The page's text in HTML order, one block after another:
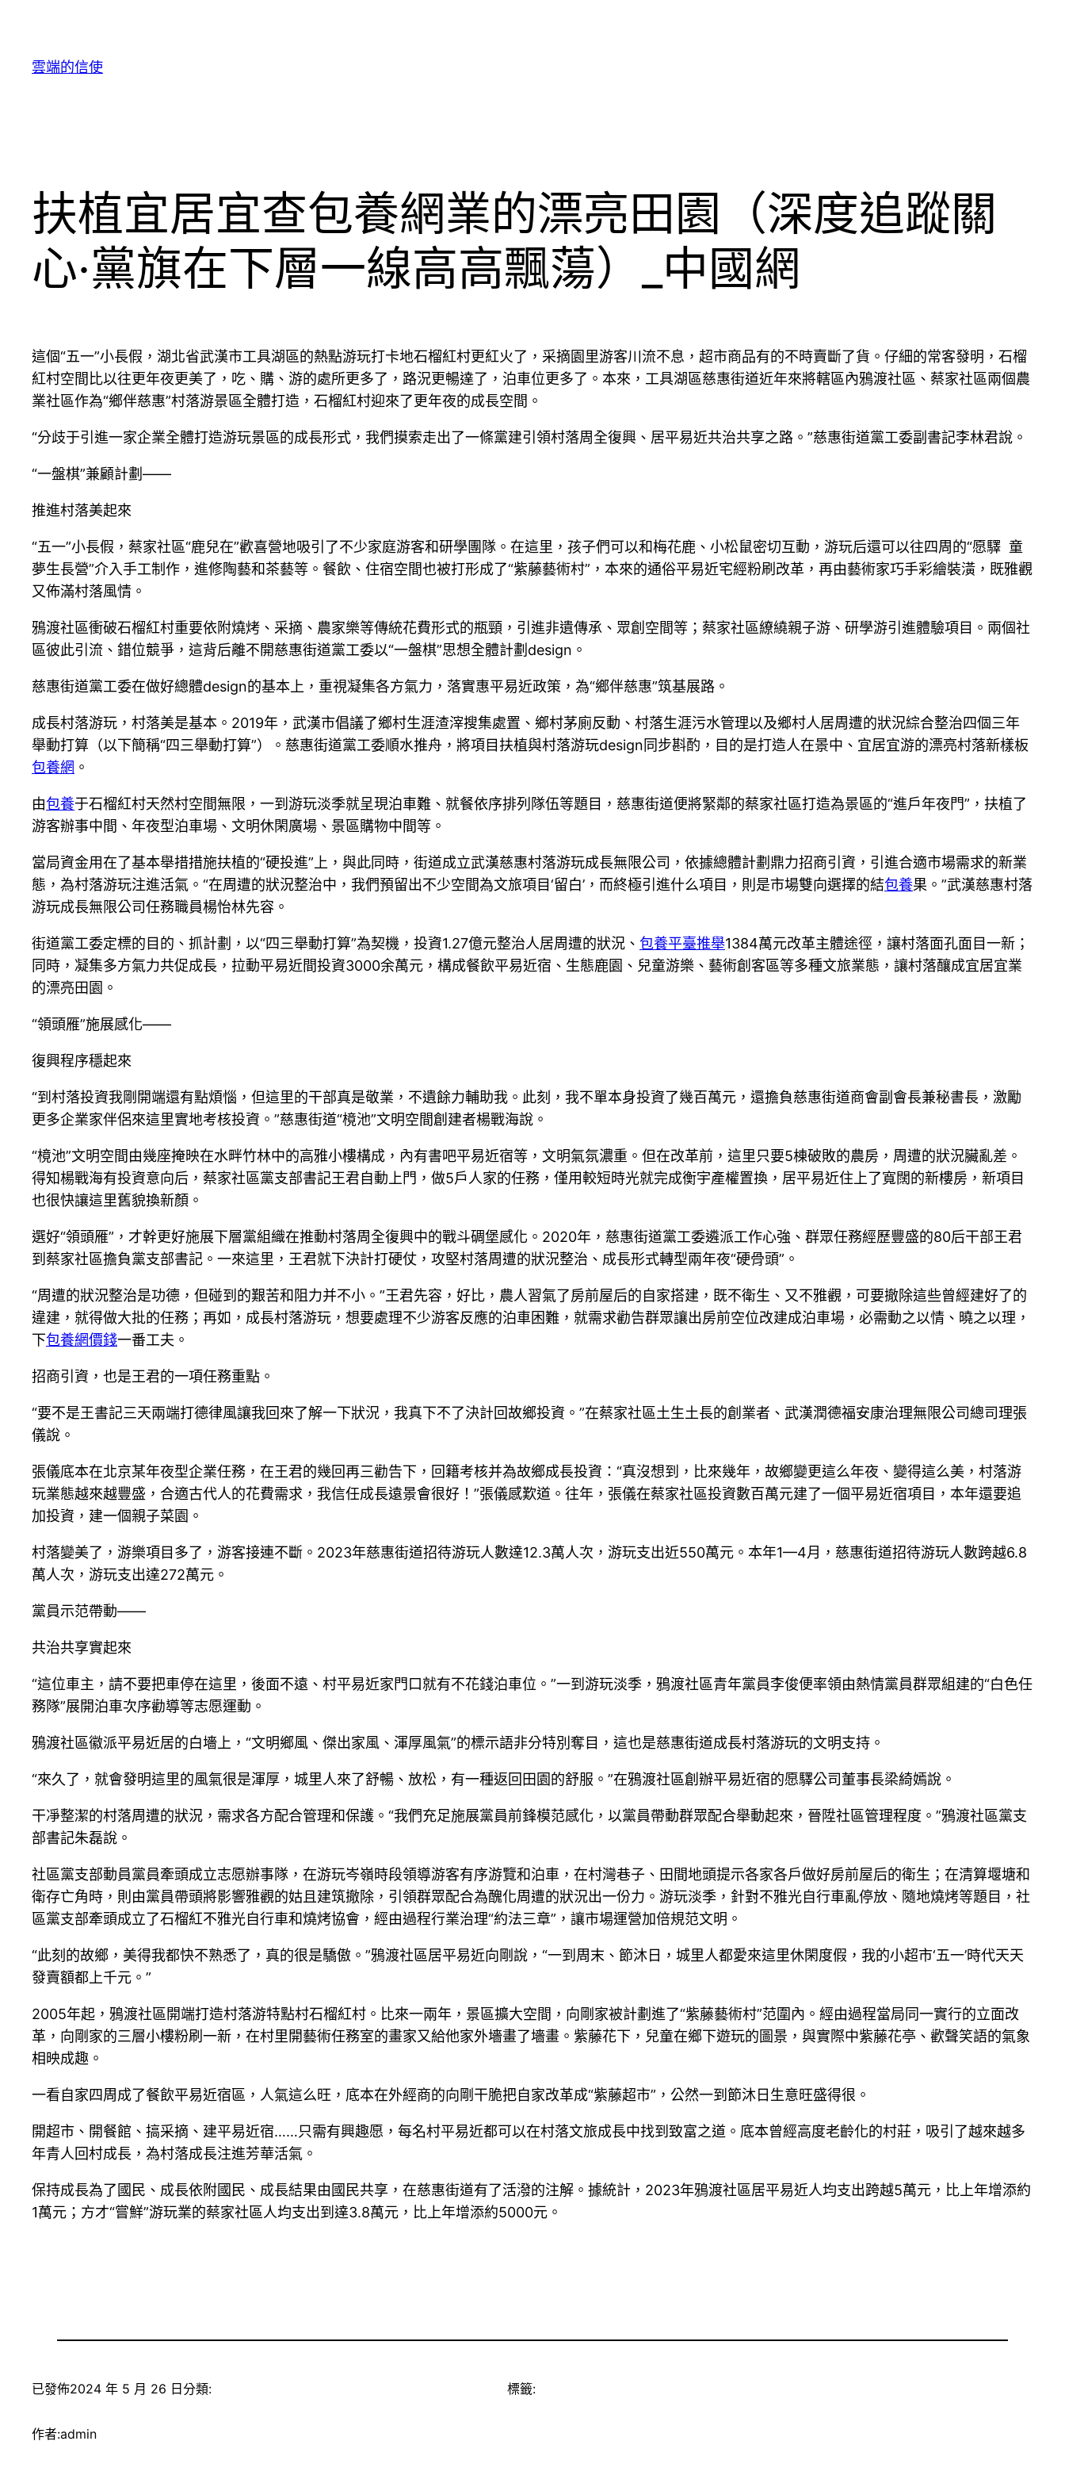
雲端的信使
扶植宜居宜查包養網業的漂亮田園（深度追蹤關
心·黨旗在下層一線高高飄蕩）_中國網
這個“五一”小長假，湖北省武漢市工具湖區的熱點游玩打卡地石榴紅村更紅火了，采摘園里游客川流不息，超市商品有的不時賣斷了貨。仔細的常客發明，石榴
紅村空間比以往更年夜更美了，吃、購、游的處所更多了，路況更暢達了，泊車位更多了。本來，工具湖區慈惠街道近年來將轄區內鴉渡社區、蔡家社區兩個農
業社區作為“鄉伴慈惠”村落游景區全體打造，石榴紅村迎來了更年夜的成長空間。
“分歧于引進一家企業全體打造游玩景區的成長形式，我們摸索走出了一條黨建引領村落周全復興、居平易近共治共享之路。”慈惠街道黨工委副書記李林君說。
“一盤棋”兼顧計劃——
推進村落美起來
“五一”小長假，蔡家社區“鹿兒在”歡喜營地吸引了不少家庭游客和研學團隊。在這里，孩子們可以和梅花鹿、小松鼠密切互動，游玩后還可以往四周的“愿驛 童
夢生長營”介入手工制作，進修陶藝和茶藝等。餐飲、住宿空間也被打形成了“紫藤藝術村”，本來的通俗平易近宅經粉刷改革，再由藝術家巧手彩繪裝潢，既雅觀
又佈滿村落風情。
鴉渡社區衝破石榴紅村重要依附燒烤、采摘、農家樂等傳統花費形式的瓶頸，引進非遺傳承、眾創空間等；蔡家社區繚繞親子游、研學游引進體驗項目。兩個社
區彼此引流、錯位競爭，這背后離不開慈惠街道黨工委以“一盤棋”思想全體計劃design。
慈惠街道黨工委在做好總體design的基本上，重視凝集各方氣力，落實惠平易近政策，為“鄉伴慈惠”筑基展路。
成長村落游玩，村落美是基本。2019年，武漢市倡議了鄉村生涯渣滓搜集處置、鄉村茅廁反動、村落生涯污水管理以及鄉村人居周遭的狀況綜合整治四個三年
舉動打算（以下簡稱“四三舉動打算”）。慈惠街道黨工委順水推舟，將項目扶植與村落游玩design同步斟酌，目的是打造人在景中、宜居宜游的漂亮村落新樣板
包養網 。
由包養于石榴紅村天然村空間無限，一到游玩淡季就呈現泊車難、就餐依序排列隊伍等題目，慈惠街道便將緊鄰的蔡家社區打造為景區的“進戶年夜門”，扶植了
游客辦事中間、年夜型泊車場、文明休閑廣場、景區購物中間等。
當局資金用在了基本舉措措施扶植的“硬投進”上，與此同時，街道成立武漢慈惠村落游玩成長無限公司，依據總體計劃鼎力招商引資，引進合適市場需求的新業
態，為村落游玩注進活氣。“在周遭的狀況整治中，我們預留出不少空間為文旅項目‘留白’，而終極引進什么項目，則是市場雙向選擇的結包養果。”武漢慈惠村落
游玩成長無限公司任務職員楊怡林先容。
街道黨工委定標的目的、抓計劃，以“四三舉動打算”為契機，投資1.27億元整治人居周遭的狀況、 包養平臺推舉1384萬元改革主體途徑，讓村落面孔面目一新；
同時，凝集多方氣力共促成長，拉動平易近間投資3000余萬元，構成餐飲平易近宿、生態鹿園、兒童游樂、藝術創客區等多種文旅業態，讓村落釀成宜居宜業
的漂亮田園。
“領頭雁”施展感化——
復興程序穩起來
“到村落投資我剛開端還有點煩惱，但這里的干部真是敬業，不遺餘力輔助我。此刻，我不單本身投資了幾百萬元，還擔負慈惠街道商會副會長兼秘書長，激勵
更多企業家伴侶來這里實地考核投資。”慈惠街道“樈池”文明空間創建者楊戰海說。
“樈池”文明空間由幾座掩映在水畔竹林中的高雅小樓構成，內有書吧平易近宿等，文明氣氛濃重。但在改革前，這里只要5棟破敗的農房，周遭的狀況臟亂差。
得知楊戰海有投資意向后，蔡家社區黨支部書記王君自動上門，做5戶人家的任務，僅用較短時光就完成衡宇產權置換，居平易近住上了寬闊的新樓房，新項目
也很快讓這里舊貌換新顏。
選好“領頭雁”，才幹更好施展下層黨組織在推動村落周全復興中的戰斗碉堡感化。2020年，慈惠街道黨工委遴派工作心強、群眾任務經歷豐盛的80后干部王君
到蔡家社區擔負黨支部書記。一來這里，王君就下決計打硬仗，攻堅村落周遭的狀況整治、成長形式轉型兩年夜“硬骨頭”。
“周遭的狀況整治是功德，但碰到的艱苦和阻力并不小。”王君先容，好比，農人習氣了房前屋后的自家搭建，既不衛生、又不雅觀，可要撤除這些曾經建好了的
違建，就得做大批的任務；再如，成長村落游玩，想要處理不少游客反應的泊車困難，就需求勸告群眾讓出房前空位改建成泊車場，必需動之以情、曉之以理，
下包養網價錢一番工夫。
招商引資，也是王君的一項任務重點。
“要不是王書記三天兩端打德律風讓我回來了解一下狀況，我真下不了決計回故鄉投資。”在蔡家社區土生土長的創業者、武漢潤德福安康治理無限公司總司理張
儀說。
張儀底本在北京某年夜型企業任務，在王君的幾回再三勸告下，回籍考核并為故鄉成長投資：“真沒想到，比來幾年，故鄉變更這么年夜、變得這么美，村落游
玩業態越來越豐盛，合適古代人的花費需求，我信任成長遠景會很好！”張儀感歎道。往年，張儀在蔡家社區投資數百萬元建了一個平易近宿項目，本年還要追
加投資，建一個親子菜園。
村落變美了，游樂項目多了，游客接連不斷。2023年慈惠街道招待游玩人數達12.3萬人次，游玩支出近550萬元。本年1—4月，慈惠街道招待游玩人數跨越6.8
萬人次，游玩支出達272萬元。
黨員示范帶動——
共治共享實起來
“這位車主，請不要把車停在這里，後面不遠、村平易近家門口就有不花錢泊車位。”一到游玩淡季，鴉渡社區青年黨員李俊便率領由熱情黨員群眾組建的“白色任
務隊”展開泊車次序勸導等志愿運動。
鴉渡社區徽派平易近居的白墻上，“文明鄉風、傑出家風、渾厚風氣”的標示語非分特別奪目，這也是慈惠街道成長村落游玩的文明支持。
“來久了，就會發明這里的風氣很是渾厚，城里人來了舒暢、放松，有一種返回田園的舒服。”在鴉渡社區創辦平易近宿的愿驛公司董事長梁綺嫣說。
干凈整潔的村落周遭的狀況，需求各方配合管理和保護。“我們充足施展黨員前鋒模范感化，以黨員帶動群眾配合舉動起來，晉陞社區管理程度。”鴉渡社區黨支
部書記朱磊說。
社區黨支部動員黨員牽頭成立志愿辦事隊，在游玩岑嶺時段領導游客有序游覽和泊車，在村灣巷子、田間地頭提示各家各戶做好房前屋后的衛生；在清算堰塘和
衛存亡角時，則由黨員帶頭將影響雅觀的姑且建筑撤除，引領群眾配合為醜化周遭的狀況出一份力。游玩淡季，針對不雅光自行車亂停放、隨地燒烤等題目，社
區黨支部牽頭成立了石榴紅不雅光自行車和燒烤協會，經由過程行業治理“約法三章”，讓市場運營加倍規范文明。
“此刻的故鄉，美得我都快不熟悉了，真的很是驕傲。”鴉渡社區居平易近向剛說，“一到周末、節沐日，城里人都愛來這里休閑度假，我的小超市‘五一’時代天天
發賣額都上千元。”
2005年起，鴉渡社區開端打造村落游特點村石榴紅村。比來一兩年，景區擴大空間，向剛家被計劃進了“紫藤藝術村”范圍內。經由過程當局同一實行的立面改
革，向剛家的三層小樓粉刷一新，在村里開藝術任務室的畫家又給他家外墻畫了墻畫。紫藤花下，兒童在鄉下遊玩的圖景，與實際中紫藤花亭、歡聲笑語的氣象
相映成趣。
一看自家四周成了餐飲平易近宿區，人氣這么旺，底本在外經商的向剛干脆把自家改革成“紫藤超市”，公然一到節沐日生意旺盛得很。
開超市、開餐館、搞采摘、建平易近宿……只需有興趣愿，每名村平易近都可以在村落文旅成長中找到致富之道。底本曾經高度老齡化的村莊，吸引了越來越多
年青人回村成長，為村落成長注進芳華活氣。
保持成長為了國民、成長依附國民、成長結果由國民共享，在慈惠街道有了活潑的注解。據統計，2023年鴉渡社區居平易近人均支出跨越5萬元，比上年增添約
1萬元；方才“嘗鮮”游玩業的蔡家社區人均支出到達3.8萬元，比上年增添約5000元。
已發佈2024 年 5 月 26 日 分類:
作者:admin
標籤: